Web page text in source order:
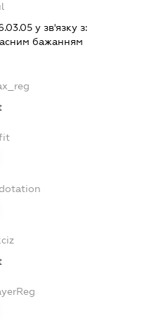
у зв'язку з:
бажанням